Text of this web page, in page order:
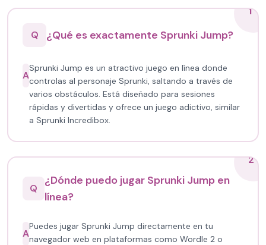
1
Q
¿Qué es exactamente Sprunki Jump?
A
Sprunki Jump es un atractivo juego en línea donde
controlas al personaje Sprunki, saltando a través de
varios obstáculos. Está diseñado para sesiones
rápidas y divertidas y ofrece un juego adictivo, similar
a Sprunki Incredibox.
2
Q
¿Dónde puedo jugar Sprunki Jump en
línea?
A
Puedes jugar Sprunki Jump directamente en tu
navegador web en plataformas como Wordle 2 o